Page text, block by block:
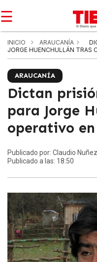
☰
INICIO ARAUCANÍA
JORGE HUENCHULLÁN TRAS
ARAUCANÍA
Dictan
para Jorge
operativo
Publicado por: Claudio Nuñez
Publicado a las: 18:50